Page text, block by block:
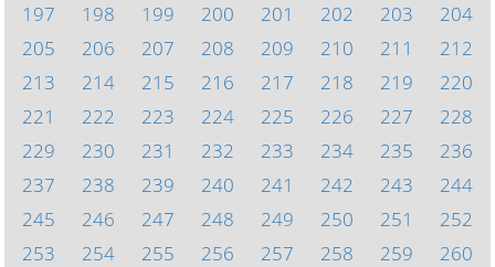
197
198 199 200 201 202 203
204
205
206 207 208 209 210 211
212
213
214 215 216 217 218 219
220
221
222 223 224 225 226 227
228
229
230 231 232 233 234 235
236
237
238 239 240 241 242 243
244
245
246 247 248 249 250 251
252
253
254 255 256 257 258 259
260